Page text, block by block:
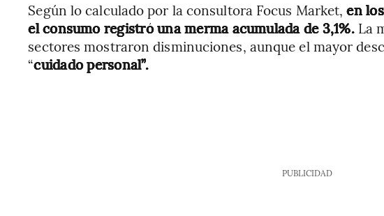
Según lo calculado por la consultora Focus Market,en
el consumo registró una merma acumulada de 3,1%.La
sectores mostraron disminuciones, aunque el mayor
“cuidado personal”.
PUBLICIDAD